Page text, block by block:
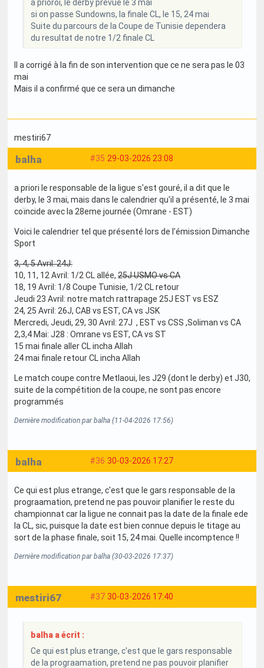
a prioroi, le derby prévue le 3 mai
si on passe Sundowns, la finale CL, le 15, 24 mai
Suite du parcours de la Coupe de Tunisie dependera
du resultat de notre 1/2 finale CL
Il a corrigé à la fin de son intervention que ce ne sera pas le 03
mai
Mais il a confirmé que ce sera un dimanche
mestiri67
#35 29-03-2026 23:08
balha
a priori le responsable de la ligue s'est gouré, il a dit que le
derby, le 3 mai, mais dans le calendrier qu'il a présenté, le 3 mai
coïncide avec la 28eme journée (Omrane - EST)
Voici le calendrier tel que présenté lors de l’émission Dimanche
Sport
3, 4, 5 Avril: 24J:
10, 11, 12 Avril: 1/2 CL allée, 25J USMO vs CA
18, 19 Avril: 1/8 Coupe Tunisie, 1/2 CL retour
Jeudi 23 Avril: notre match rattrapage 25J EST vs ESZ
24, 25 Avril: 26J, CAB vs EST, CA vs JSK
Mercredi, Jeudi, 29, 30 Avril: 27J , EST vs CSS ,Soliman vs CA
2,3,4 Mai: J28 : Omrane vs EST, CA vs ST
15 mai finale aller CL incha Allah
24 mai finale retour CL incha Allah
Le match coupe contre Metlaoui, les J29 (dont le derby) et J30,
suite de la compétition de la coupe, ne sont pas encore
programmés
Dernière modification par balha (11-04-2026 17:56)
#36 30-03-2026 17:27
balha
Ce qui est plus etrange, c'est que le gars responsable de la
prograamation, pretend ne pas pouvoir planifier le reste du
championnat car la ligue ne connait pas la date de la finale ede
la CL, sic, puisque la date est bien connue depuis le titage au
sort de la phase finale, soit 15, 24 mai. Quelle incomptence !!
Dernière modification par balha (30-03-2026 17:37)
#37 30-03-2026 17:40
mestiri67
balha a écrit :
Ce qui est plus etrange, c'est que le gars responsable
de la prograamation, pretend ne pas pouvoir planifier